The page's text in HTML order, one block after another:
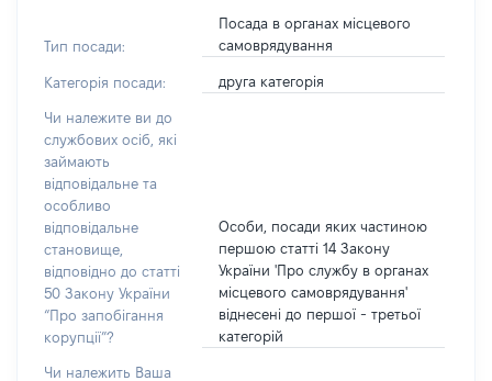
Тип посади:
Посада в органах місцевого
самоврядування
Категорія посади: друга категорія
Чи належите ви до
службових осіб, які
займають
відповідальне та
особливо
відповідальне
становище,
відповідно до статті
50 Закону України
“Про запобігання
корупції”?
Особи, посади яких частиною
першою статті 14 Закону
України 'Про службу в органах
місцевого самоврядування'
віднесені до першої - третьої
категорій
Чи належить Ваша